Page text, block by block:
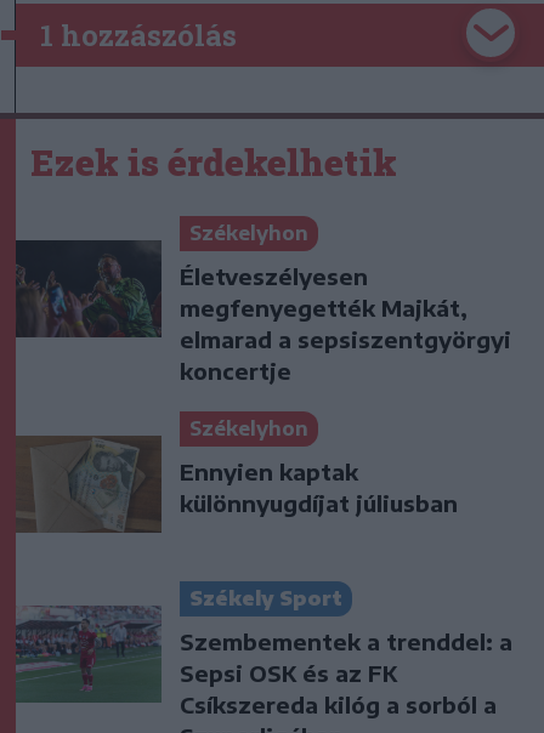
1 hozzászólás
Ezek is érdekelhetik
Székelyhon
Életveszélyesen
megfenyegették Majkát,
elmarad a sepsiszentgyörgyi
koncertje
Székelyhon
Ennyien kaptak
különnyugdíjat júliusban
Székely Sport
Szembementek a trenddel: a
Sepsi OSK és az FK
Csíkszereda kilóg a sorból a